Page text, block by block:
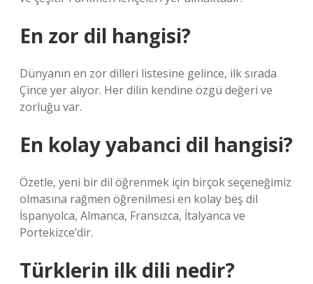
En zor dil hangisi?
Dünyanın en zor dilleri listesine gelince, ilk sırada
Çince yer alıyor. Her dilin kendine özgü değeri ve
zorluğu var.
En kolay yabanci dil hangisi?
Özetle, yeni bir dil öğrenmek için birçok seçeneğimiz
olmasına rağmen öğrenilmesi en kolay beş dil
İspanyolca, Almanca, Fransızca, İtalyanca ve
Portekizce’dir.
Türklerin ilk dili nedir?